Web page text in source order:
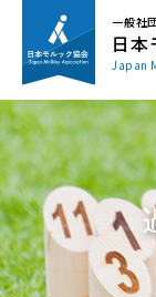
一般社
日本
Japan